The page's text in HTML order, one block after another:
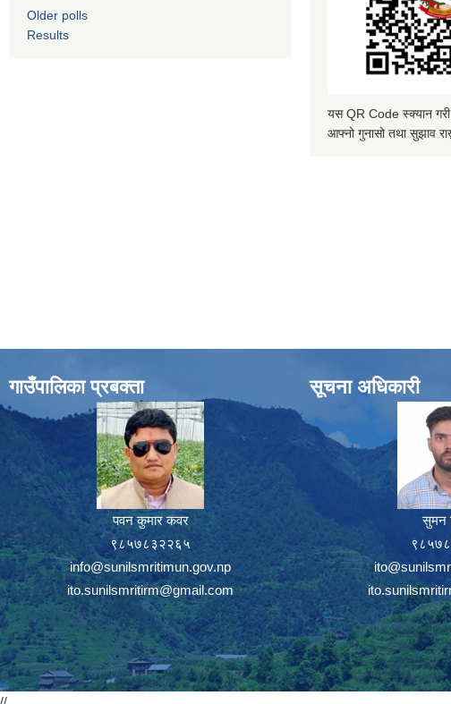
Older polls
Results
यस QR Code स्क्यान गरी
आफ्नो गुनासो तथा सुझाव
गाउँपालिका प्रबक्ता
पवन कुमार कवर
९८५७८३२२६५
info@sunilsmritimun.gov.np
ito.sunilsmritirm@gmail.com
सूचना अधिकारी
सुमन